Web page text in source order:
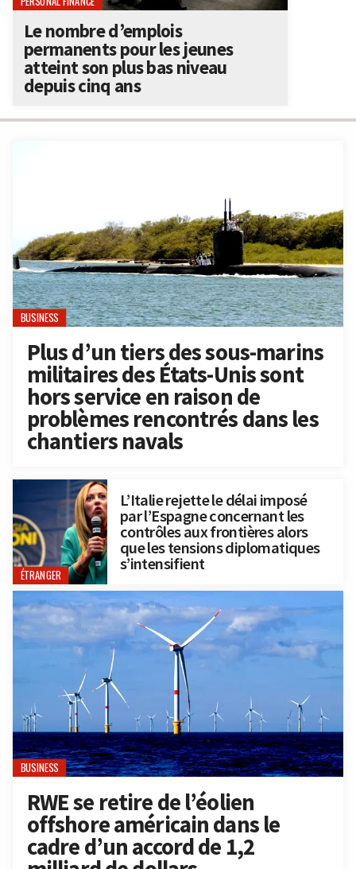
BUSINESS
Plus d’un tiers des sous-marins
militaires des États-Unis sont
hors service en raison de
problèmes rencontrés dans les
chantiers navals
ÉTRANGER
L’Italie rejette le délai imposé
par l’Espagne concernant les
contrôles aux frontières alors
que les tensions diplomatiques
s’intensifient
BUSINESS
RWE se retire de l’éolien
offshore américain dans le
cadre d’un accord de 1,2
Le nombre d’emplois
permanents pour les jeunes
atteint son plus bas niveau
depuis cinq ans